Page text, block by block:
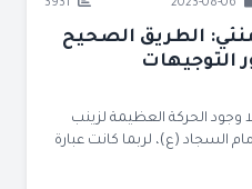
الطريق الصحيح
التوجيهات
وجود الحركة العظيمة لزينب
السجاد (ع)، لربما كانت عبارة